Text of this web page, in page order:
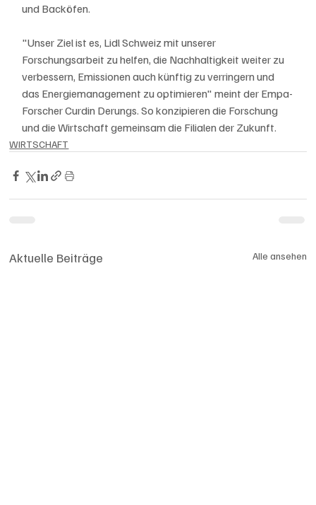
und Backöfen.
"Unser Ziel ist es, Lidl Schweiz mit unserer
Forschungsarbeit zu helfen, die Nachhaltigkeit weiter zu
verbessern, Emissionen auch künftig zu verringern und
das Energiemanagement zu optimieren" meint der Empa-
Forscher Curdin Derungs. So konzipieren die Forschung
und die Wirtschaft gemeinsam die Filialen der Zukunft.
WIRTSCHAFT
Aktuelle Beiträge Alle ansehen